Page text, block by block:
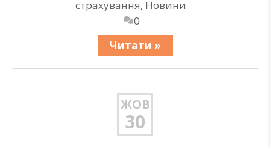
страхування, Новини
0
Читати »
ЖОВ
30